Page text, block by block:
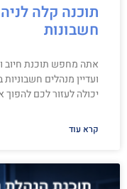
תוכנה קלה
חשבונות
אתה מחפש תוכנת חיוב
ועדיין מנהלים
יכולה לעזור לכם להפוך
קרא עוד